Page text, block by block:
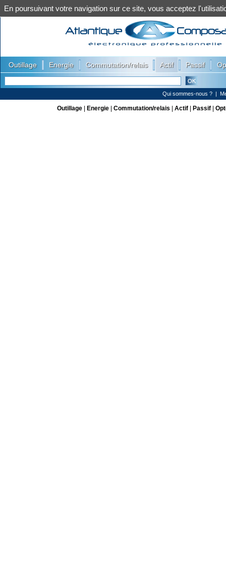
Outillage Energie Commutation/relais Actif Passif
Qui sommes-nous ? |
Outillage| Energie| Commutation/relais Actif| Passif|
En poursuivant votre navigation sur ce site, vous acceptez